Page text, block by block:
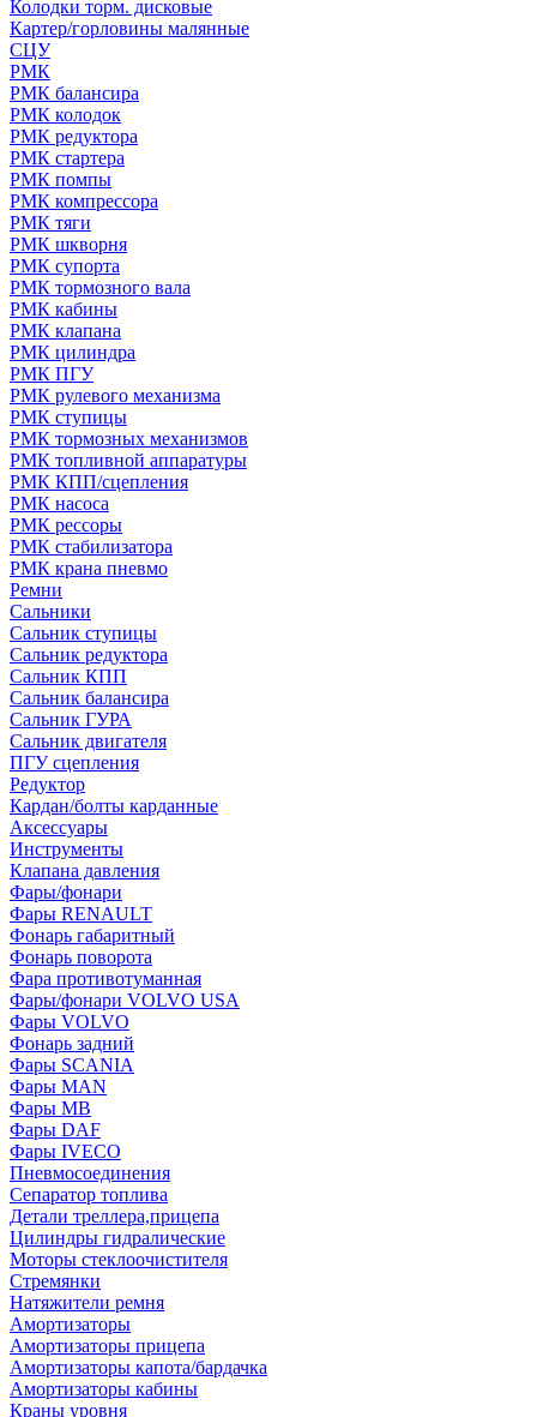
Колодки торм. дисковые
Картер/горловины малянные
СЦУ
РМК
РМК балансира
РМК колодок
РМК редуктора
РМК стартера
РМК помпы
РМК компрессора
РМК тяги
РМК шкворня
РМК супорта
РМК тормозного вала
РМК кабины
РМК клапана
РМК цилиндра
РМК ПГУ
РМК рулевого механизма
РМК ступицы
РМК тормозных механизмов
РМК топливной аппаратуры
РМК КПП/сцепления
РМК насоса
РМК рессоры
РМК стабилизатора
РМК крана пневмо
Ремни
Сальники
Сальник ступицы
Сальник редуктора
Сальник КПП
Сальник балансира
Сальник ГУРА
Сальник двигателя
ПГУ сцепления
Редуктор
Кардан/болты карданные
Аксессуары
Инструменты
Клапана давления
Фары/фонари
Фары RENAULT
Фонарь габаритный
Фонарь поворота
Фара противотуманная
Фары/фонари VOLVO USA
Фары VOLVO
Фонарь задний
Фары SCANIA
Фары MAN
Фары MB
Фары DAF
Фары IVECO
Пневмосоединения
Сепаратор топлива
Детали треллера,прицепа
Цилиндры гидралические
Моторы стеклоочистителя
Стремянки
Натяжители ремня
Амортизаторы
Амортизаторы прицепа
Амортизаторы капота/бардачка
Амортизаторы кабины
Краны уровня